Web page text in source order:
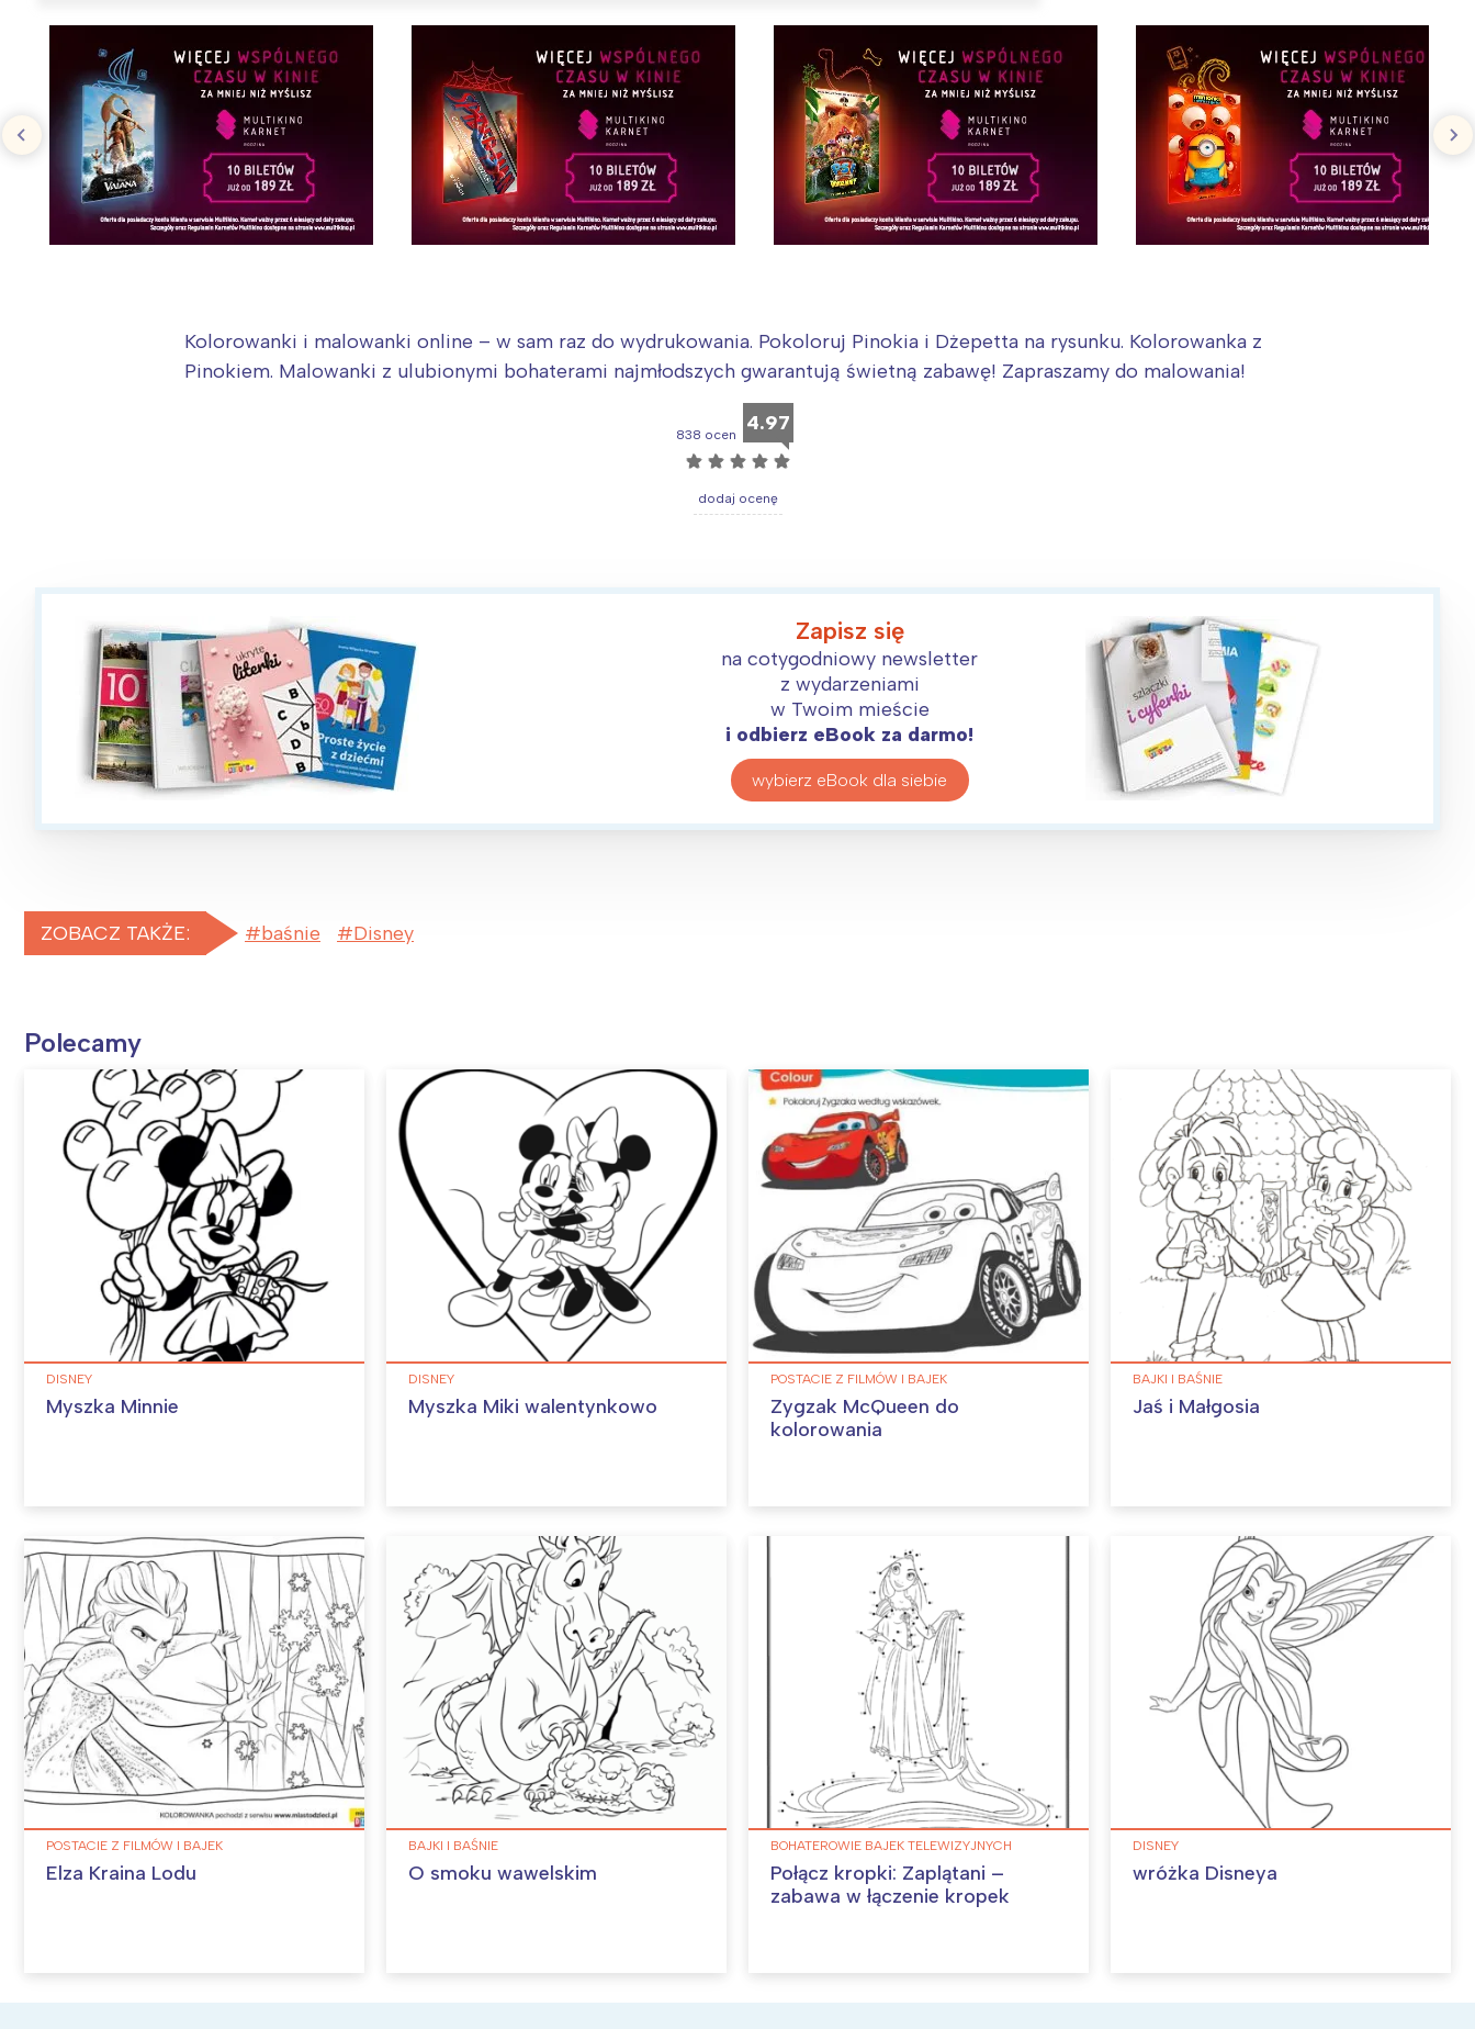
Kolorowanki i malowanki online – w sam raz do wydrukowania. Pokoloruj Pinokia i Dżepetta na rysunku. Kolorowanka z
Pinokiem. Malowanki z ulubionymi bohaterami najmłodszych gwarantują świetną zabawę! Zapraszamy do malowania!
838 ocen 4.97
☆ ☆ ☆ ☆ ☆
dodaj ocenę
Zapisz się
na cotygodniowy newsletter
z wydarzeniami
w Twoim mieście
i odbierz eBook za darmo!
wybierz eBook dla siebie
ZOBACZ TAKŻE: baśnie Disney
Polecamy
DISNEY
Myszka Minnie
DISNEY
Myszka Miki walentynkowo
POSTACIE Z FILMÓW I BAJEK
Zygzak McQueen do
kolorowania
BAJKI I BAŚNIE
Jaś i Małgosia
POSTACIE Z FILMÓW I BAJEK
Elza Kraina Lodu
BAJKI I BAŚNIE
O smoku wawelskim
BOHATEROWIE BAJEK TELEWIZYJNYCH
Połącz kropki: Zaplątani –
zabawa w łączenie kropek
DISNEY
wróżka Disneya
Interesują mnie wydarzenia z tego regionu:
Warszawa
Łódź
Trójmiasto
Śląsk
Kraków
Południe
Wybieram